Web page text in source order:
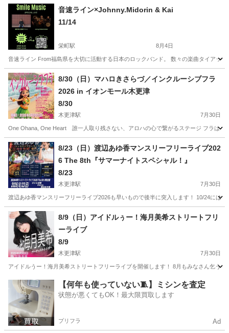
音速ライン×Johnny.Midorin & Kai
11/14
栄町駅 8月4日
音速ライン From福島県を大切に活動する日本のロックバンド。 数々の楽曲タイアッ
千葉 千葉市 栄町駅 コンサート/ショー フェス
8/30（日）マハロきさらづ／インクルーシブフラ
2026 in イオンモール木更津
8/30
木更津駅 7月30日
One Ohana, One Heart 誰一人取り残さない、アロハの心で繋がるステージ フラはも
千葉 木更津市 木更津駅 コンサート/ショー フラ
8/23（日）渡辺あゆ香マンスリーフリーライブ202
6 The 8th『サマーナイトスペシャル！』
8/23
木更津駅 7月30日
渡辺あゆ香マンスリーフリーライブ2026も早いもので後半に突入します！ 10/24には
千葉 木更津市 木更津駅 コンサート/ショー 会場
8/9（日）アイドルぅー！海月美希ストリートフリ
ーライブ
8/9
木更津駅 7月30日
アイドルうー！海月美希ストリートフリーライブを開催します！ 8月もみなさん乞う
千葉 木更津市 木更津駅 コンサート/ショー
デイリーヤマザキ
【何年も使っていない🧵】ミシンを査定
状態が悪くてもOK！最大限買取します
プリフラ Ad